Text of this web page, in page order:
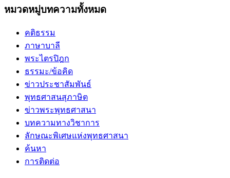
หมวดหมู่บทความทั้งหมด
คติธรรม
ภาษาบาลี
พระไตรปิฎก
ธรรมะ/ข้อคิด
ข่าวประชาสัมพันธ์
พุทธศาสนสุภาษิต
ข่าวพระพุทธศาสนา
บทความทางวิชาการ
ลักษณะพิเศษแห่งพุทธศาสนา
ค้นหา
การติดต่อ